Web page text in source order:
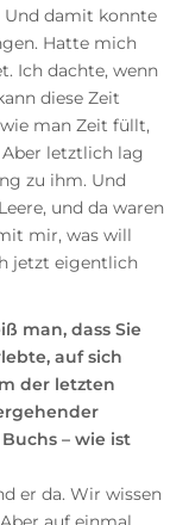
Und damit konnte
Hatte mich
Ich dachte, wenn
diese Zeit
man Zeit füllt,
letztlich lag
zu ihm. Und
und da waren
mir, was will
jetzt eigentlich
man, dass Sie
auf sich
der letzten
– wie ist
er da. Wir wissen